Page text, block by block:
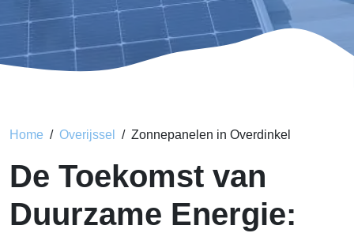
Home Overijssel Zonnepanelen in Overdinkel
De Toekomst van
Duurzame Energie: